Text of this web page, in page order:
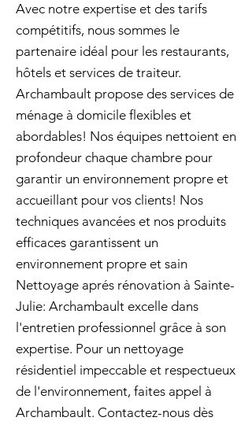
Avec notre expertise et des tarifs
compétitifs, nous sommes le
partenaire idéal pour les restaurants,
hôtels et services de traiteur.
Archambault propose des services de
ménage à domicile flexibles et
abordables! Nos équipes nettoient en
profondeur chaque chambre pour
garantir un environnement propre et
accueillant pour vos clients! Nos
techniques avancées et nos produits
efficaces garantissent un
environnement propre et sain
Nettoyage aprés rénovation à Sainte-
Julie: Archambault excelle dans
l'entretien professionnel grâce à son
expertise. Pour un nettoyage
résidentiel impeccable et respectueux
de l'environnement, faites appel à
Archambault. Contactez-nous dès